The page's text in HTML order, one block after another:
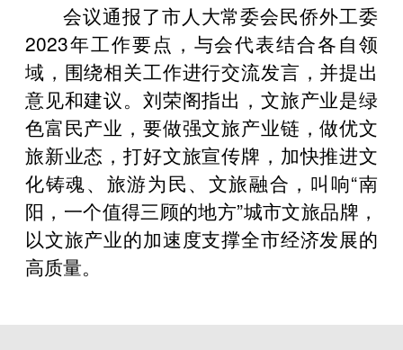
会议通报了市人大常委会民侨外工委
2023年工作要点，与会代表结合各自领
域，围绕相关工作进行交流发言，并提出
意见和建议。刘荣阁指出，文旅产业是绿
色富民产业，要做强文旅产业链，做优文
旅新业态，打好文旅宣传牌，加快推进文
化铸魂、旅游为民、文旅融合，叫响“南
阳，一个值得三顾的地方”城市文旅品牌，
以文旅产业的加速度支撑全市经济发展的
高质量。